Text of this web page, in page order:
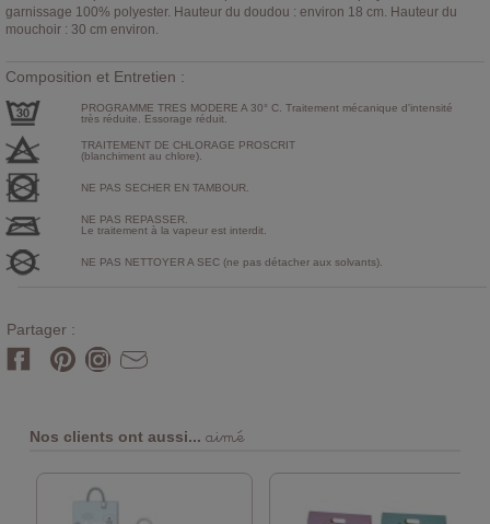
garnissage 100% polyester. Hauteur du doudou : environ 18 cm. Hauteur du
mouchoir : 30 cm environ.
Composition et Entretien :
PROGRAMME TRES MODERE A 30° C. Traitement mécanique d'intensité
très réduite. Essorage réduit.
TRAITEMENT DE CHLORAGE PROSCRIT
(blanchiment au chlore).
NE PAS SECHER EN TAMBOUR.
NE PAS REPASSER.
Le traitement à la vapeur est interdit.
NE PAS NETTOYER A SEC (ne pas détacher aux solvants).
Partager :
Nos clients ont aussi... aimé